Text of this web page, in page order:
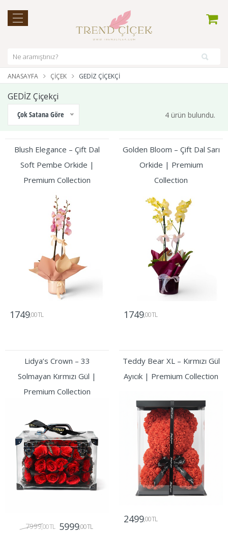
ANASAYFA ÇIÇEK GEDİZ ÇIÇEKÇI
GEDİZ Çiçekçi
Çok Satana Göre 4 ürün bulundu.
Blush Elegance – Çift Dal
Soft Pembe Orkide |
Premium Collection
1749,00 TL
Golden Bloom – Çift Dal Sarı
Orkide | Premium
Collection
1749,00 TL
Lidya’s Crown – 33
Solmayan Kırmızı Gül |
Premium Collection
7999,00 TL 5999,00 TL
Teddy Bear XL – Kırmızı Gül
Ayıcık | Premium Collection
2499,00 TL